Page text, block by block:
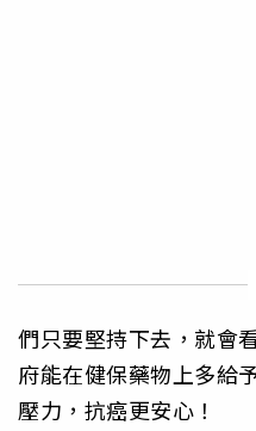
們只要堅持下去，就會
府能在健保藥物上多給
壓力，抗癌更安心！